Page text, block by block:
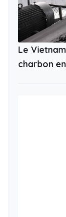
Le
charbon